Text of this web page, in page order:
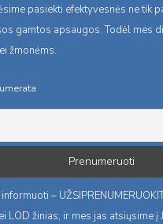
pasiekti efektyvesnės ne tik
gamtos apsaugos. Todėl mes
žmonėms.
–
LOD žinias, ir mes jas atsiųsime į